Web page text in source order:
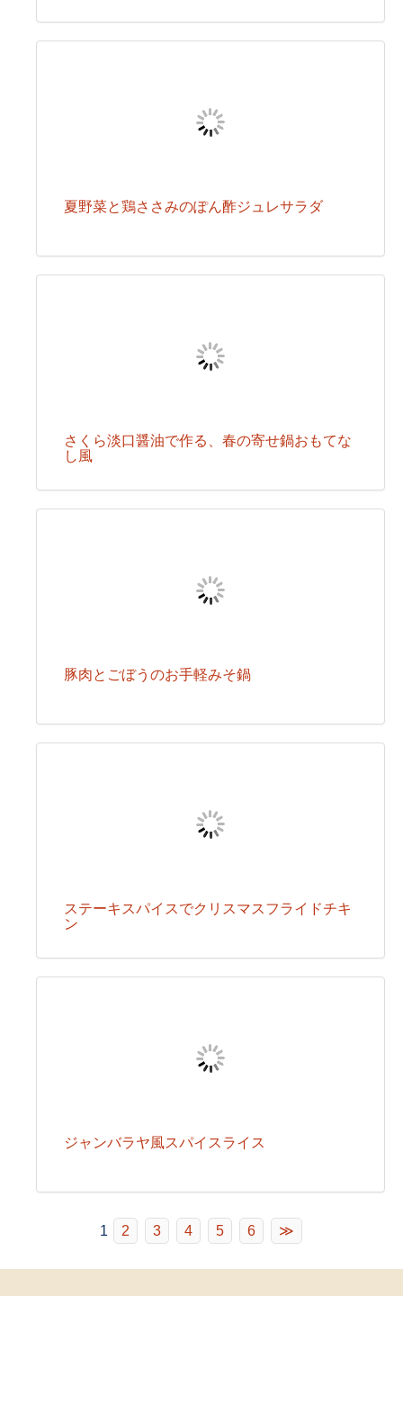
夏野菜と鶏ささみのぽん酢ジュレサラダ
さくら淡口醤油で作る、春の寄せ鍋おもてな
し風
豚肉とごぼうのお手軽みそ鍋
ステーキスパイスでクリスマスフライドチキ
ン
ジャンバラヤ風スパイスライス
1 2 3 4 5 6 ≫